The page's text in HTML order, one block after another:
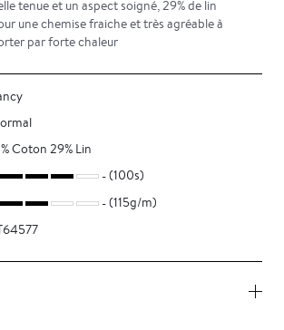
tenue et un aspect soigné, 29% de lin
une chemise fraiche et très agréable à
par forte chaleur
Coton 29% Lin
(100s)
(115g/m)